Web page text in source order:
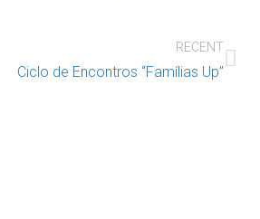
RECENT
Ciclo de Encontros “Famílias Up”